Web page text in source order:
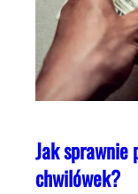
Jak sprawnie
chwilówek?